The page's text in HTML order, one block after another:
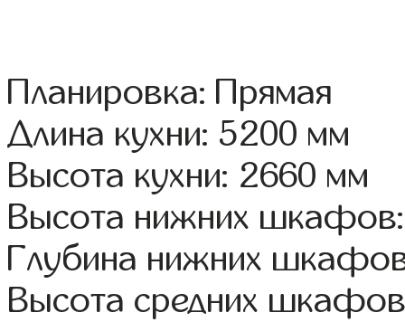
Планировка: Прямая
Длина кухни: 5200 мм
Высота кухни: 2660 мм
Высота нижних
Глубина нижних
Высота средних